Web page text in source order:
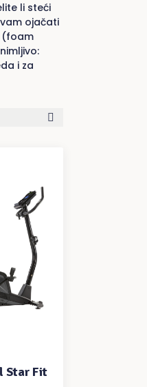
li steći
ojačati
(foam
i za
Star Fit